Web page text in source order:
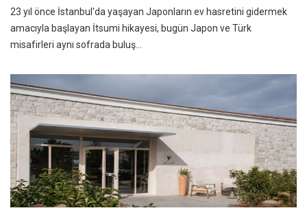
23 yıl önce İstanbul'da yaşayan Japonların ev hasretini gidermek
amacıyla başlayan İtsumi hikayesi, bugün Japon ve Türk
misafirleri aynı sofrada buluş...